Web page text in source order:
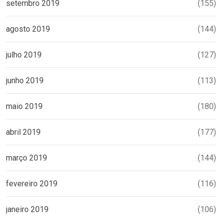
setembro 2019 (155)
agosto 2019 (144)
julho 2019 (127)
junho 2019 (113)
maio 2019 (180)
abril 2019 (177)
março 2019 (144)
fevereiro 2019 (116)
janeiro 2019 (106)